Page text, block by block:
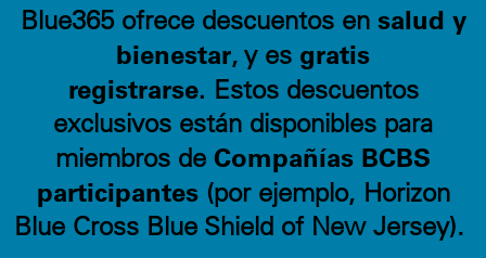
Blue365 ofrece descuentos en salud y
bienestar, y es gratis
registrarse. Estos descuentos
exclusivos están disponibles para
miembros de Compañías BCBS
participantes(por ejemplo, Horizon
Blue Cross Blue Shield of New Jersey).